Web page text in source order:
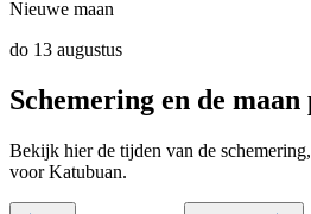
Nieuwe maan
do 13 augustus
Schemering en de
Bekijk hier de tijden van de
voor Katubuan.